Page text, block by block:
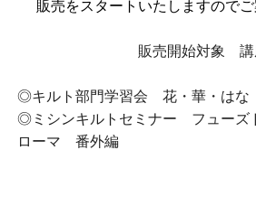
販売をスタートいたしますのでご
販売開始対象 講
◎キルト部門学習会 花・華・はな
◎ミシンキルトセミナー フューズ
ローマ 番外編